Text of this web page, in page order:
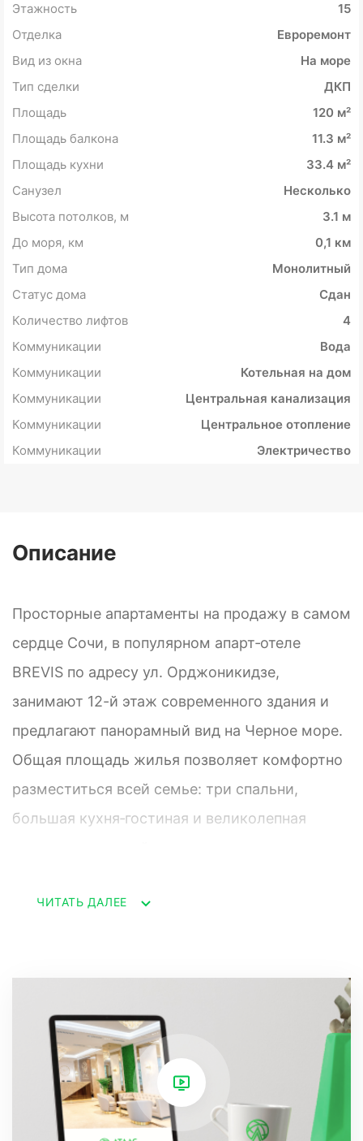
Этажность
15
Отделка
Евроремонт
Вид из окна
На море
Тип сделки
ДКП
Площадь
120 м²
Площадь балкона
11.3 м²
Площадь кухни
33.4 м²
Санузел
Несколько
Высота потолков, м
3.1 м
До моря, км
0,1 км
Тип дома
Монолитный
Статус дома
Сдан
Количество лифтов
4
Коммуникации
Вода
Коммуникации
Котельная на дом
Коммуникации
Центральная канализация
Коммуникации
Центральное отопление
Коммуникации
Электричество
Описание
Просторные апартаменты на продажу в самом
сердце Сочи, в популярном апарт‑отеле
BREVIS по адресу ул. Орджоникидзе,
занимают 12-й этаж современного здания и
предлагают панорамный вид на Черное море.
Общая площадь жилья позволяет комфортно
разместиться всей семье: три спальни,
большая кухня‑гостиная и великолепная
и моря.
печь, вытяжка, холодильник, чайник. В
гостиной уютный диван и телевизор, что
обеспечивает отдыхающим высокий уровень
комфорта. В двух спальнях размещены
ЧИТАТЬ ДАЛЕЕ